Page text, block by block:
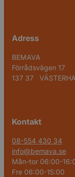
Adress
BEMAVA
Förrådsvägen 17
137 37
Kontakt
08-554 430 34
info@bemava.se
Mån-tor 06:00-
Fre 06:00-15:00